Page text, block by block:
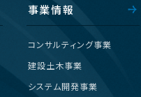
事業情報
コンサルティング事業
建設土木事業
システム開発事業